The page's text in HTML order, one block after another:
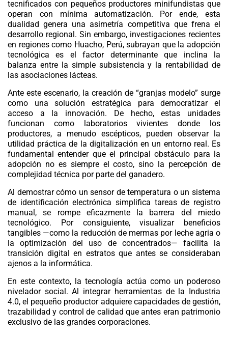
tecnificados con pequeños productores minifundistas que
operan con mínima automatización. Por ende, esta
dualidad genera una asimetría competitiva que frena el
desarrollo regional. Sin embargo, investigaciones recientes
en regiones como Huacho, Perú, subrayan que la adopción
tecnológica es el factor determinante que inclina la
balanza entre la simple subsistencia y la rentabilidad de
las asociaciones lácteas.
Ante este escenario, la creación de “granjas modelo” surge
como una solución estratégica para democratizar el
acceso a la innovación. De hecho, estas unidades
funcionan como laboratorios vivientes donde los
productores, a menudo escépticos, pueden observar la
utilidad práctica de la digitalización en un entorno real. Es
fundamental entender que el principal obstáculo para la
adopción no es siempre el costo, sino la percepción de
complejidad técnica por parte del ganadero.
Al demostrar cómo un sensor de temperatura o un sistema
de identificación electrónica simplifica tareas de registro
manual, se rompe eficazmente la barrera del miedo
tecnológico. Por consiguiente, visualizar beneficios
tangibles —como la reducción de mermas por leche agria o
la optimización del uso de concentrados— facilita la
transición digital en estratos que antes se consideraban
ajenos a la informática.
En este contexto, la tecnología actúa como un poderoso
nivelador social. Al integrar herramientas de la
Industria
4.0, el pequeño productor adquiere capacidades de gestión,
trazabilidad y control de calidad que antes eran patrimonio
exclusivo de las grandes corporaciones.